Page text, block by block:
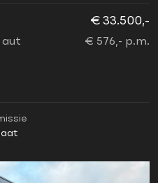
aut
€ 33.500,-
€ 576,- p.m.